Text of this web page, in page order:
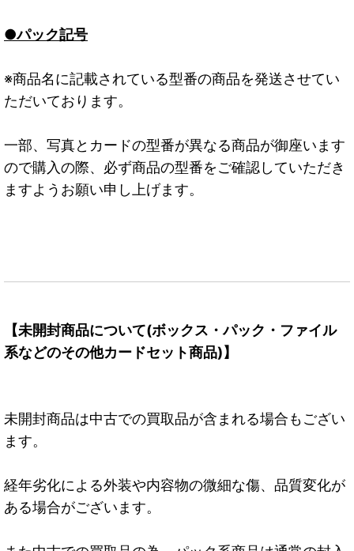
●パック記号
※商品名に記載されている型番の商品を発送させてい
ただいております。
一部、写真とカードの型番が異なる商品が御座います
ので購入の際、必ず商品の型番をご確認していただき
ますようお願い申し上げます。
【未開封商品について(ボックス・パック・ファイル
系などのその他カードセット商品)】
未開封商品は中古での買取品が含まれる場合もござい
ます。
経年劣化による外装や内容物の微細な傷、品質変化が
ある場合がございます。